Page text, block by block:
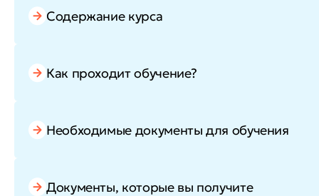
Содержание курса
Как проходит обучение?
Необходимые документы для обучения
Документы, которые вы получите